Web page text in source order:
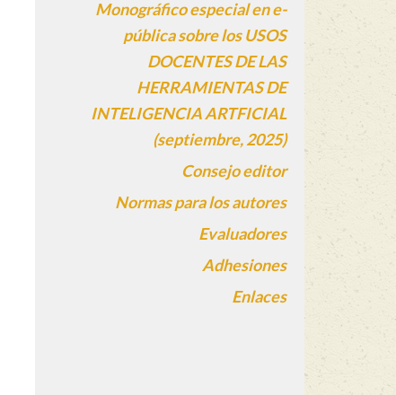
Monográfico especial en e-
pública sobre los USOS
DOCENTES DE LAS
HERRAMIENTAS DE
INTELIGENCIA ARTFICIAL
(septiembre, 2025)
Consejo editor
Normas para los autores
Evaluadores
Adhesiones
Enlaces